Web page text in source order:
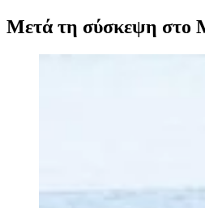
Μετά τη σύσκεψη στο